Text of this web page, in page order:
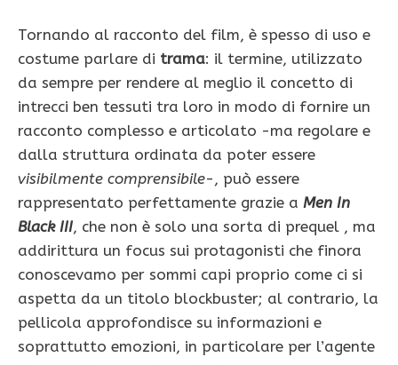
Tornando al racconto del film, è spesso di uso e
costume parlare di trama: il termine, utilizzato
da sempre per rendere al meglio il concetto di
intrecci ben tessuti tra loro in modo di fornire un
racconto complesso e articolato -ma regolare e
dalla struttura ordinata da poter essere
visibilmente comprensibile-, può essere
rappresentato perfettamente grazie a Men In
Black III, che non è solo una sorta di prequel , ma
addirittura un focus sui protagonisti che finora
conoscevamo per sommi capi proprio come ci si
aspetta da un titolo blockbuster; al contrario, la
pellicola approfondisce su informazioni e
soprattutto emozioni, in particolare per l’agente